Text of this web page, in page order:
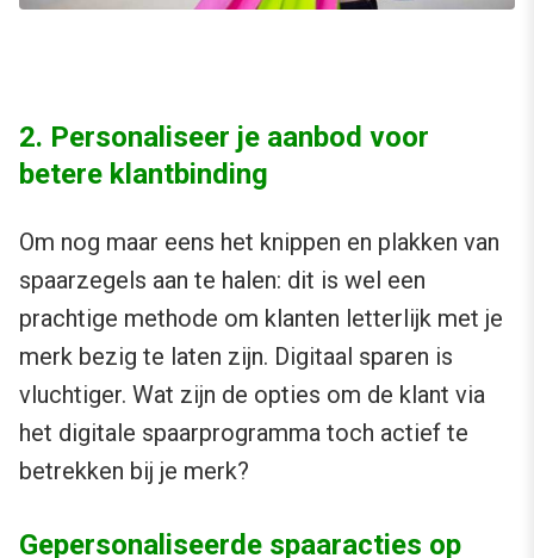
2. Personaliseer je aanbod voor
betere klantbinding
Om nog maar eens het knippen en plakken van
spaarzegels aan te halen: dit is wel een
prachtige methode om klanten letterlijk met je
merk bezig te laten zijn. Digitaal sparen is
vluchtiger. Wat zijn de opties om de klant via
het digitale spaarprogramma toch actief te
betrekken bij je merk?
Gepersonaliseerde spaaracties op